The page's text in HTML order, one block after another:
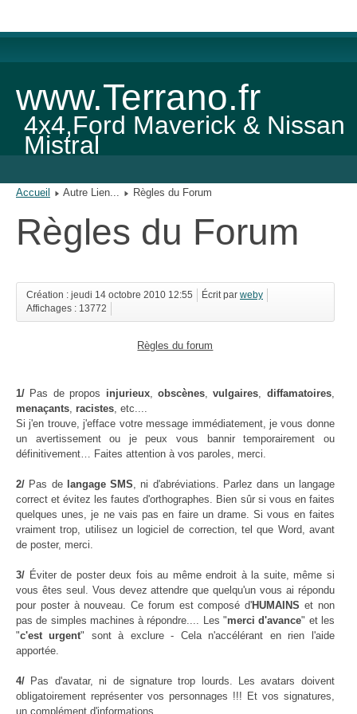
www.Terrano.fr
4x4,Ford Maverick & Nissan
Mistral
Accueil Autre Lien... Règles du Forum
Règles du Forum
Création : jeudi 14 octobre 2010 12:55 Écrit par weby
Affichages : 13772
Règles du forum
1/ Pas de propos injurieux,obscènes ,vulgaires diffamatoires,
menaçants racistes , etc....
Si j'en trouve, j'efface votre message immédiatement, je vous donne
un avertissement ou je peux vous bannir temporairement ou
définitivement… Faites attention à vos paroles, merci.
2/ Pas delangage SMS , ni d'abréviations. Parlez dans un langage
correct et évitez les fautes d'orthographes. Bien sûr si vous en faites
quelques unes, je ne vais pas en faire un drame. Si vous en faites
vraiment trop, utilisez un logiciel de correction, tel que Word, avant
de poster, merci.
3/ Éviter de poster deux fois au même endroit à la suite, même si
vous êtes seul. Vous devez attendre que quelqu'un vous ai répondu
pour poster à nouveau. Ce forum est composé d'HUMAINS et non
pas de simples machines à répondre.... Les "merci d'avance" et les
"c'est urgent" sont à exclure - Cela n'accélérant en rien l'aide
apportée.
4/ Pas d'avatar, ni de signature trop lourds. Les avatars doivent
obligatoirement représenter vos personnages !!! Et vos signatures,
un complément d'informations ....